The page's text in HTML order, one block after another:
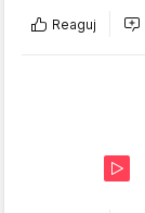
Reaguj